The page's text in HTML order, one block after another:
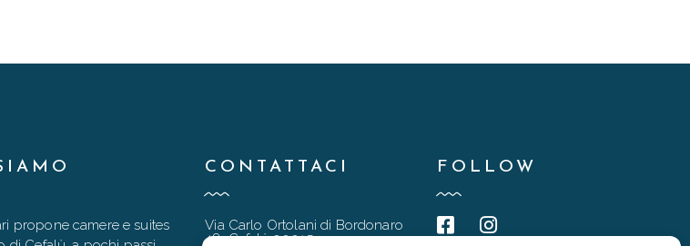
propone camere e suites
CONTATTACI
Via Carlo Ortolani di Bordonaro
48, Cefalù 90015
FOLLOW